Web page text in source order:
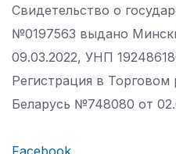
Свидетельство о
№0197563 выдано
09.03.2022, УНП
Регистрация в Торговом
Беларусь №748080 от